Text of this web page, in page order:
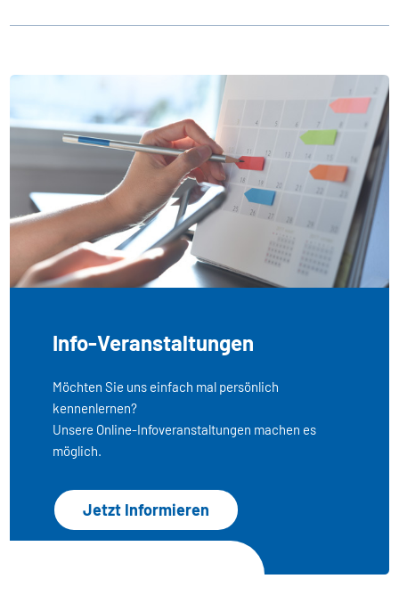
Info-Veranstaltungen
Möchten Sie uns einfach mal persönlich
kennenlernen?
Unsere Online-Infoveranstaltungen machen es
möglich.
Jetzt Informieren